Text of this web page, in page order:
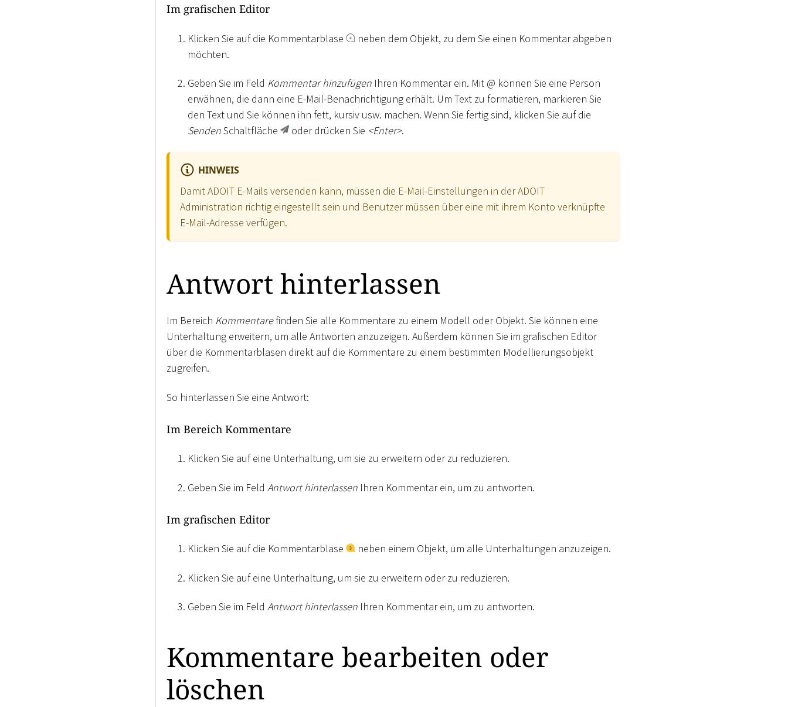
Im grafischen Editor
Klicken Sie auf die Kommentarblase
neben dem Objekt, zu dem Sie einen Kommentar abgeben
möchten.
Geben Sie im Feld Kommentar hinzufügen Ihren Kommentar ein. Mit @ können Sie eine Person
erwähnen, die dann eine E-Mail-Benachrichtigung erhält. Um Text zu formatieren, markieren Sie
den Text und Sie können ihn fett, kursiv usw. machen. Wenn Sie fertig sind, klicken Sie auf die
SendenSchaltfläche oder drücken Sie <Enter>.
HINWEIS
Damit ADOIT E-Mails versenden kann, müssen die E-Mail-Einstellungen in der ADOIT
Administration richtig eingestellt sein und Benutzer müssen über eine mit ihrem Konto verknüpfte
E-Mail-Adresse verfügen.
Antwort hinterlassen
Im Bereich Kommentarefinden Sie alle Kommentare zu einem Modell oder Objekt. Sie können eine
Unterhaltung erweitern, um alle Antworten anzuzeigen. Außerdem können Sie im grafischen Editor
über die Kommentarblasen direkt auf die Kommentare zu einem bestimmten Modellierungsobjekt
zugreifen.
So hinterlassen Sie eine Antwort:
Im Bereich Kommentare
Klicken Sie auf eine Unterhaltung, um sie zu erweitern oder zu reduzieren.
Geben Sie im Feld Antwort hinterlassen Ihren Kommentar ein, um zu antworten.
Im grafischen Editor
Klicken Sie auf die Kommentarblase neben einem Objekt, um alle Unterhaltungen anzuzeigen.
Klicken Sie auf eine Unterhaltung, um sie zu erweitern oder zu reduzieren.
Geben Sie im Feld Antwort hinterlassen Ihren Kommentar ein, um zu antworten.
Kommentare bearbeiten oder
löschen